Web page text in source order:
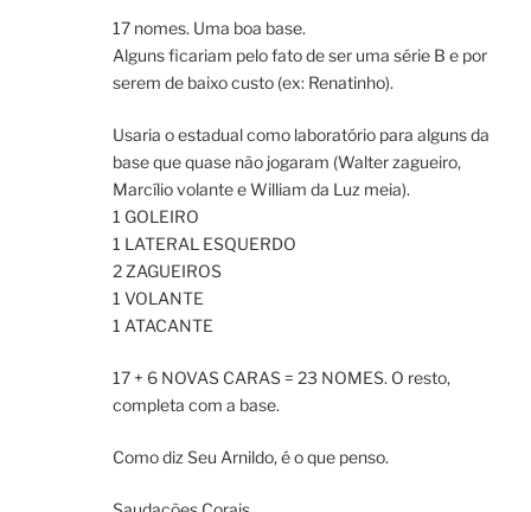
17 nomes. Uma boa base.
Alguns ficariam pelo fato de ser uma série B e por
serem de baixo custo (ex: Renatinho).
Usaria o estadual como laboratório para alguns da
base que quase não jogaram (Walter zagueiro,
Marcílio volante e William da Luz meia).
1 GOLEIRO
1 LATERAL ESQUERDO
2 ZAGUEIROS
1 VOLANTE
1 ATACANTE
17 + 6 NOVAS CARAS = 23 NOMES. O resto,
completa com a base.
Como diz Seu Arnildo, é o que penso.